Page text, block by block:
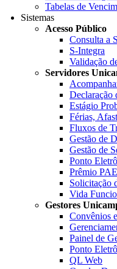
Tabelas de
Sistemas
Acesso Público
Consulta a
S-Integra
Validação
Servidores
Declaração
Estágio
Férias,
Fluxos de
Gestão de
Gestão de
Ponto
Prêmio
Solicitação
Vida
Gestores
Convênios
Painel de
Ponto
QL Web